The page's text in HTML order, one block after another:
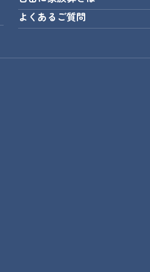
よくあるご質問